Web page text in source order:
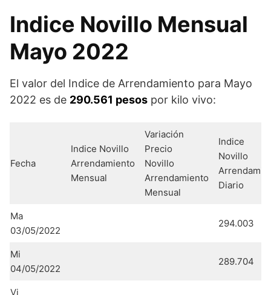
Indice Novillo Mensual
Mayo 2022
El valor del Indice de Arrendamiento para Mayo
2022 es de 290.561 pesos por kilo vivo:
Fecha
Indice Novillo
Arrendamiento
Mensual
Variación
Precio
Novillo
Arrendamiento
Mensual
Indice
Novillo
Diario
Ma
03/05/2022
294.003
Mi
04/05/2022
289.704
Vi